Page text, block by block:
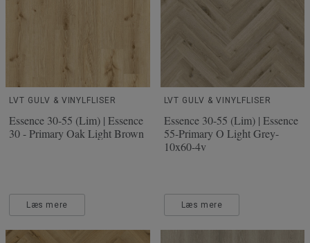
LVT GULV & VINYLFLISER
Essence 30-55 (Lim) | Essence
30 - Primary Oak Light Brown
Læs mere
LVT GULV & VINYLFLISER
Essence 30-55 (Lim) | Essence
55-Primary O Light Grey-
10x60-4v
Læs mere